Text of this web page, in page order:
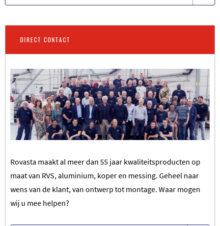
DIRECT CONTACT
Rovasta maakt al meer dan 55 jaar kwaliteitsproducten op
maat van RVS, aluminium, koper en messing. Geheel naar
wens van de klant, van ontwerp tot montage. Waar mogen
wij u mee helpen?